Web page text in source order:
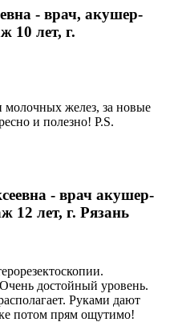
- врач, акушер-
10 лет, г.
молочных желез, за новые
и полезно! P.S.
- врач акушер-
12 лет, г. Рязань
достойный уровень.
Руками дают
потом прям ощутимо!